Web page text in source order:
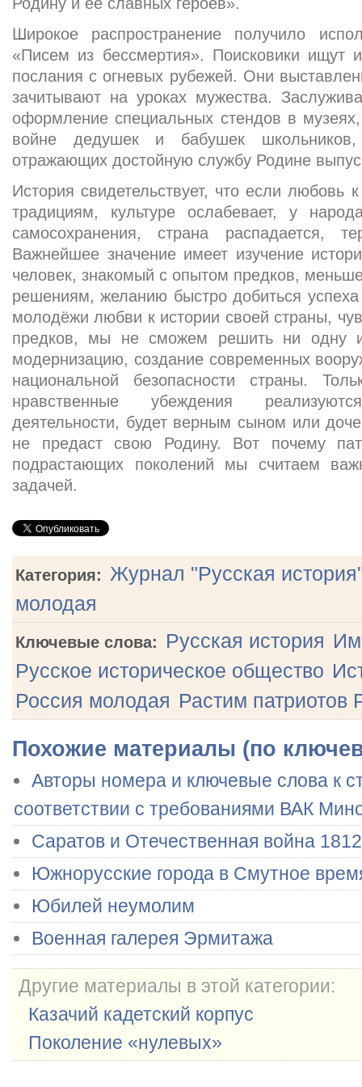
Широкое распространение получило
«Писем из бессмертия». Поисковики ищут
послания с огневых рубежей. Они
зачитывают на уроках мужества.
оформление специальных стендов в
войне дедушек и бабушек
отражающих достойную службу Родине
История свидетельствует, что если любовь
традициям, культуре ослабевает, у
самосохранения, страна распадается,
Важнейшее значение имеет изучение
человек, знакомый с опытом предков,
решениям, желанию быстро добиться
молодёжи любви к истории своей страны,
предков, мы не сможем решить ни одну из
модернизацию, создание современных
национальной безопасности страны.
нравственные убеждения
деятельности, будет верным сыном или
не предаст свою Родину. Вот почему
подрастающих поколений мы считаем
задачей.
Категория: Журнал "Русская
молодая
Ключевые слова: Русская история
Русское историческое общество
Россия молодая Растим патриотов
Похожие материалы (по
Авторы номера и ключевые слова к
соответствии с требованиями ВАК
Саратов и Отечественная война
Южнорусские города в Смутное
Юбилей неумолим
Военная галерея Эрмитажа
Другие материалы в этой категории:
Казачий кадетский корпус
Поколение «нулевых»